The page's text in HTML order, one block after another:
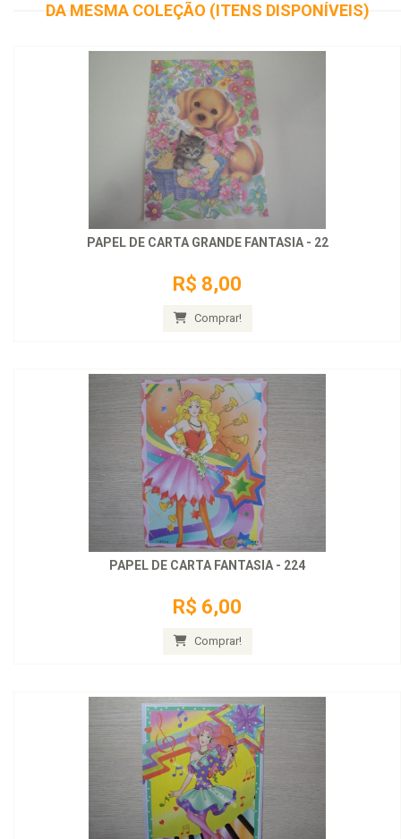
DA MESMA COLEÇÃO (ITENS DISPONÍVEIS)
PAPEL DE CARTA GRANDE FANTASIA - 22
R$ 8,00
Comprar!
PAPEL DE CARTA FANTASIA - 224
R$ 6,00
Comprar!